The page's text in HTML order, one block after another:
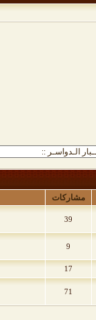
مشاركات
39
9
17
71